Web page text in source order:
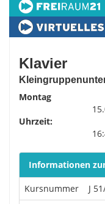
Klavier
Montag
Uhrzeit:
Informationen
Kursnummer
J